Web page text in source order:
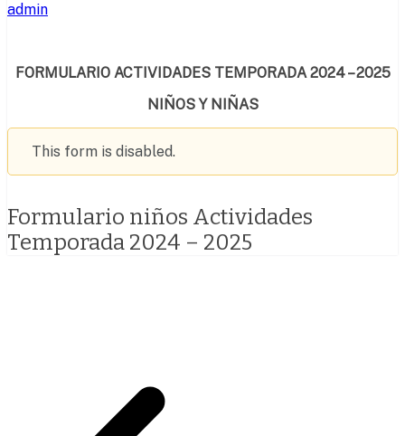
admin
FORMULARIO ACTIVIDADES TEMPORADA 2024 – 2025
NIÑOS Y NIÑAS
This form is disabled.
Formulario niños Actividades
Temporada 2024 – 2025